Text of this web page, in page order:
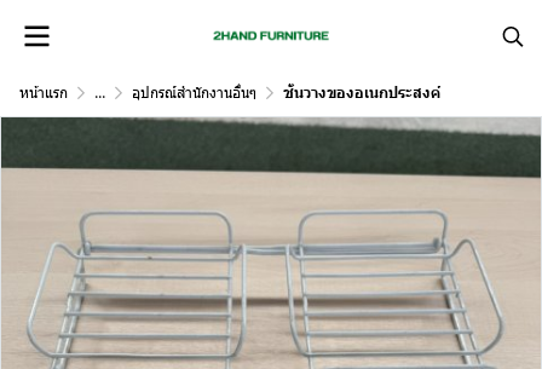
หน้าแรก ... อุปกรณ์สำนักงานอื่นๆ ชั้นวางของอเนกประสงค์